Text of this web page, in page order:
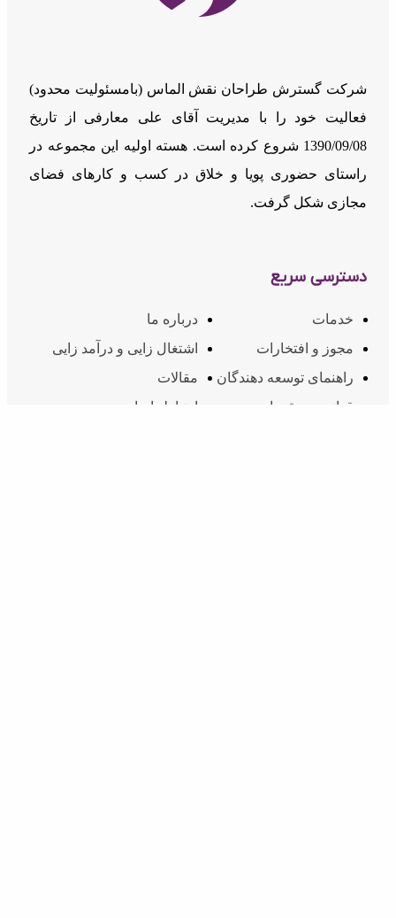
شرکت گسترش طراحان نقش الماس (بامسئوليت محدود)
فعالیت خود را با مدیریت آقای علی معارفی از تاریخ
1390/09/08 شروع کرده است. هسته اولیه این مجموعه در
راستای حضوری پویا و خلاق در کسب و کارهای فضای
مجازی شکل گرفت.
دسترسی سریع
خدمات
درباره ما
مجوز و افتخارات
اشتغال زایی و درآمد زایی
راهنمای توسعه دهندگان
مقالات
قوانین و مقررات
ارتباط با ما